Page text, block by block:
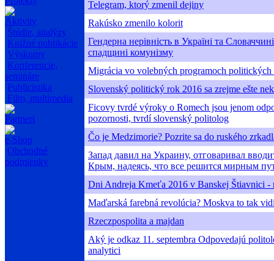
Aktivity
Štúdie, analýzy
Knižné publikácie
Výskumy
Konferencie,
semináre
Publicistika
Film, multimedia
Partneri
e-Shop
Obchodné
podmienky
Telegram, ktorý zmenil dejiny
Rakúsko zmenilo kolorit
Гендерна нерівність в Україні та
спадщині комунізму
Migrácia vo volebných programoch politických
Slovenský politický rok 2016 sa zrejme ešte
Ficovy tvrdé výroky o Romech jsou jenom
pozornosti, tvrdí slovenský politolog
Čo je Medzimorie? Pozrite sa do ruského
Запад давил на Украину, отговаривал
Крым, надеясь, что все решится мирным
Dni Andreja Kmeťa 2016 v Banskej Štiavnici -
Maďarská farebná revolúcia? Moskva to tak
Rzeczpospolita a majdan
Aký je odkaz 11. septembra Odpovedajú
analytici